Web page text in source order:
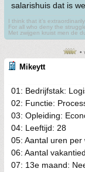
salarishuis dat is
I think that it’s
For all who deny the
Met zwijgen kruist men de
•
Mikeytt
01: Bedrijfstak:
02: Functie:
03: Opleiding:
04: Leeftijd: 28
05: Aantal uren
06: Aantal
07: 13e maand: